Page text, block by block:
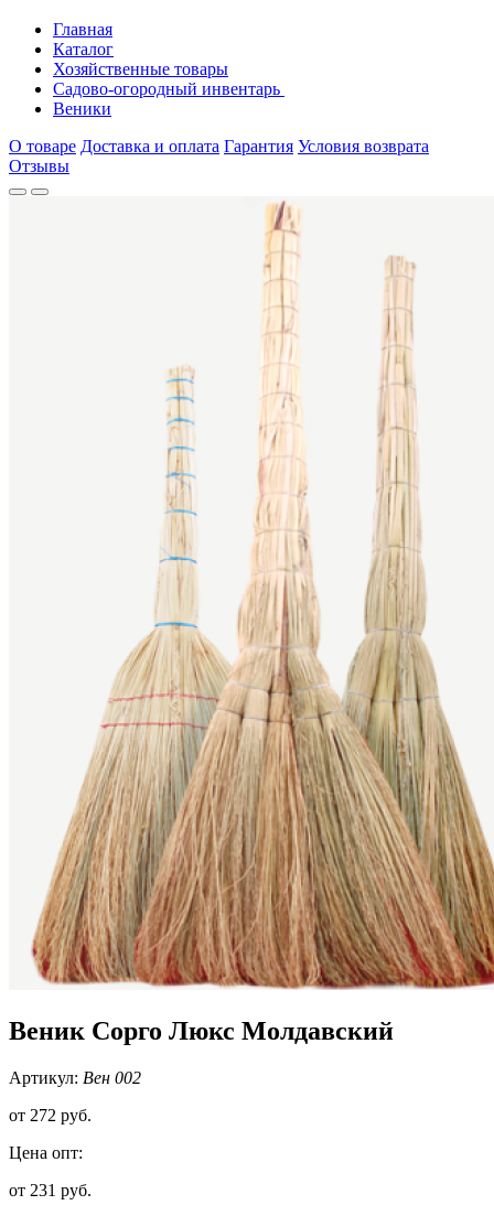
Главная
Каталог
Хозяйственные товары
Садово-огородный инвентарь
Веники
О товаре Доставка и оплата Гарантия Условия возврата
Отзывы
Веник Сорго Люкс Молдавский
Артикул: Вен 002
от 272 руб.
Цена опт:
от 231 руб.